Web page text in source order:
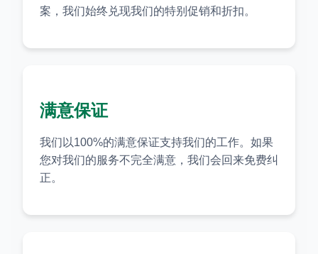
案，我们始终兑现我们的特别促销和折扣。
满意保证
我们以100%的满意保证支持我们的工作。如果
您对我们的服务不完全满意，我们会回来免费纠
正。